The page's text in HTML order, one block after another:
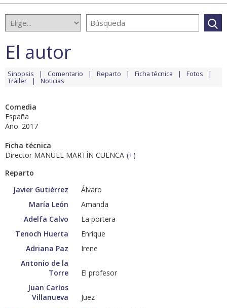
El autor
Sinopsis Comentario Reparto Ficha técnica Fotos
Tráiler Noticias
Comedia
España
Año: 2017
Ficha técnica
Director MANUEL MARTÍN CUENCA (+)
Reparto
Javier Gutiérrez
Álvaro
María León
Amanda
Adelfa Calvo
La portera
Tenoch Huerta
Enrique
Adriana Paz
Irene
Antonio de la
Torre
El profesor
Juan Carlos
Villanueva
Juez